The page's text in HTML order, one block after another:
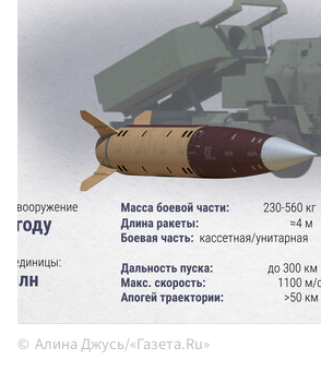
Алина Джусь/«Газета.Ru»